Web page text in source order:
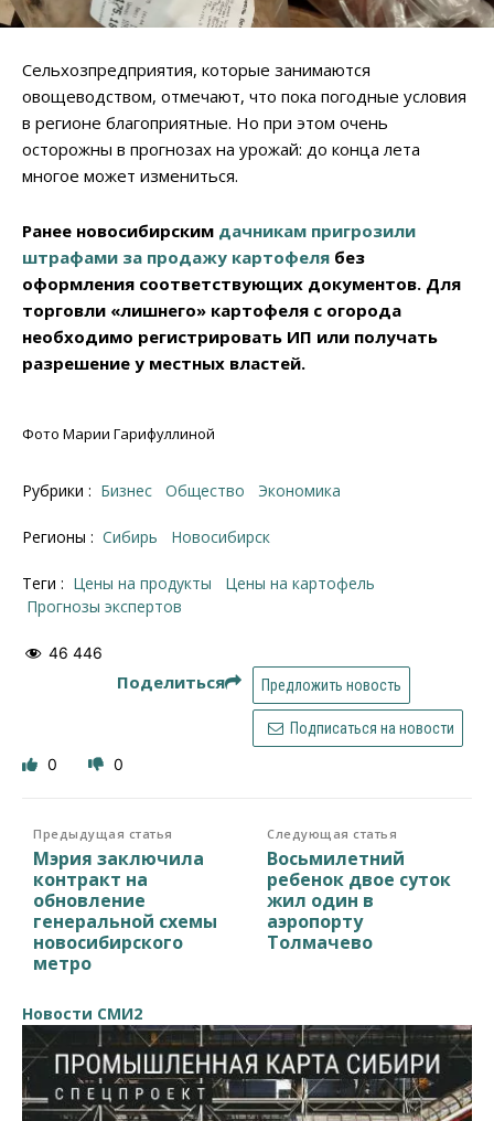
Сельхозпредприятия, которые занимаются
овощеводством, отмечают, что пока погодные условия
в регионе благоприятные. Но при этом очень
осторожны в прогнозах на урожай: до конца лета
многое может измениться.
Ранее новосибирским дачникам пригрозили
штрафами за продажу картофеля без
оформления соответствующих документов. Для
торговли «лишнего» картофеля с огорода
необходимо регистрировать ИП или получать
разрешение у местных властей.
Фото Марии Гарифуллиной
Рубрики : Бизнес Общество Экономика
Регионы : Сибирь Новосибирcк
Теги : цены на продукты
цены на картофель
прогнозы экспертов
46 446
Поделиться Предложить новость
Подписаться на новости
0 0
Предыдущая статья
Мэрия заключила
контракт на
обновление
генеральной схемы
новосибирского
метро
Следующая статья
Восьмилетний
ребенок двое суток
жил один в
аэропорту
Толмачево
Новости СМИ2